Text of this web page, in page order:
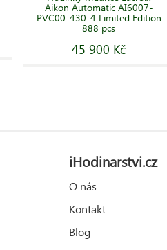
Aikon Automatic AI6007-
PVC00-430-4 Limited Edition
888 pcs
45 900 Kč
iHodinarstvi.cz
O nás
Kontakt
Blog